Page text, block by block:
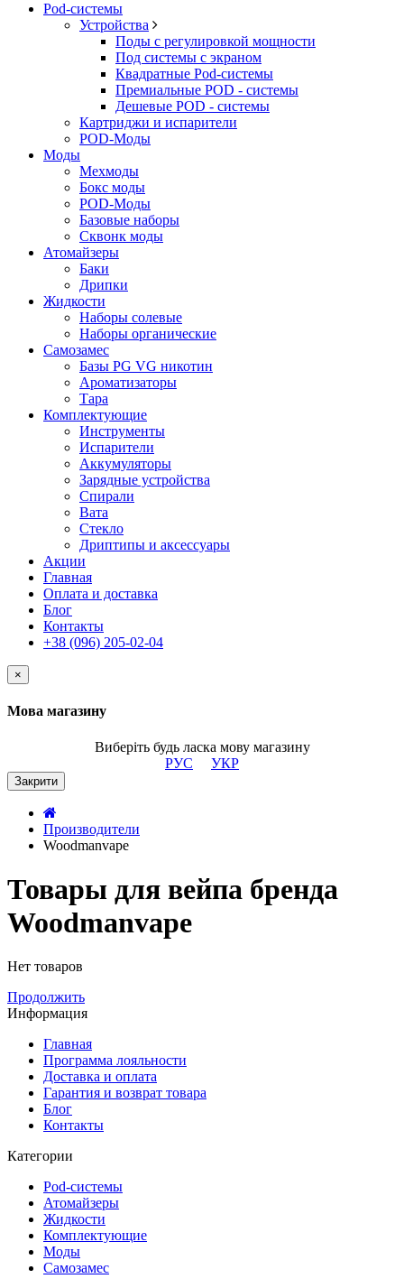
Pod-системы
Устройства
Поды с регулировкой мощности
Под системы с экраном
Квадратные Pod-системы
Премиальные POD - системы
Дешевые POD - системы
Картриджи и испарители
POD-Моды
Моды
Мехмоды
Бокс моды
POD-Моды
Базовые наборы
Сквонк моды
Атомайзеры
Баки
Дрипки
Жидкости
Наборы солевые
Наборы органические
Самозамес
Базы PG VG никотин
Ароматизаторы
Тара
Комплектующие
Инструменты
Испарители
Аккумуляторы
Зарядные устройства
Спирали
Вата
Стекло
Дриптипы и аксессуары
Акции
Главная
Оплата и доставка
Блог
Контакты
+38 (096) 205-02-04
×
Мова магазину
Виберіть будь ласка мову магазину
РУС
УКР
Закрити
Производители
Woodmanvape
Товары для вейпа бренда
Woodmanvape
Нет товаров
Продолжить
Информация
Главная
Программа лояльности
Доставка и оплата
Гарантия и возврат товара
Блог
Контакты
Категории
Pod-системы
Атомайзеры
Жидкости
Комплектующие
Моды
Самозамес